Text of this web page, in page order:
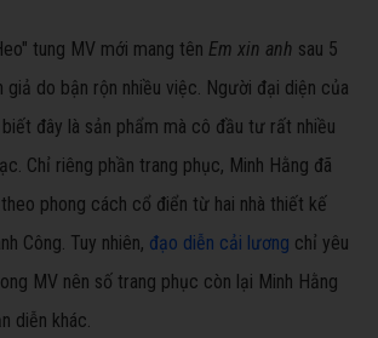
tung MV mới mang tên Em xin anh sau 5
giả do bận rộn nhiều việc. Người đại diện của
đây là sản phẩm mà cô đầu tư rất nhiều
Chỉ riêng phần trang phục, Minh Hằng đã
phong cách cổ điển từ hai nhà thiết kế
Công. Tuy nhiên, đạo diễn cải lương chỉ yêu
MV nên số trang phục còn lại Minh Hằng
diễn khác.